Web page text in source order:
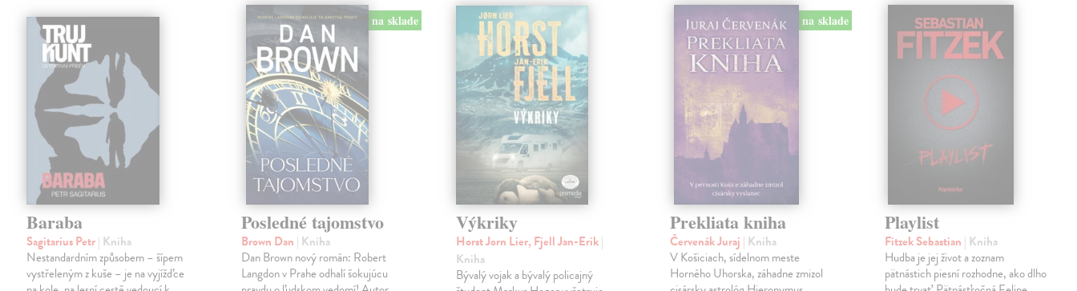
Baraba
Sagitarius Petr| Kniha
Nestandardním způsobem – šípem
vystřeleným z kuše – je na vyjížďce
na sklade
Posledné tajomstvo
Brown Dan | Kniha
Dan Brown nový román: Robert
Langdon v Prahe odhalí šokujúcu
Výkriky
Horst Jorn Lier, Fjell Jan-Erik|
Kniha
Bývalý vojak a bývalý policajný
na sklade
Prekliata kniha
Červenák Juraj | Kniha
V Košiciach, sídelnom meste
Horného Uhorska, záhadne zmizol
Playlist
Fitzek Sebastian | Kniha
Hudba je jej život a zoznam
pätnástich piesní rozhodne, ako dlho